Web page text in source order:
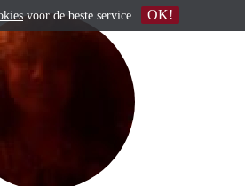
voor de beste service OK!